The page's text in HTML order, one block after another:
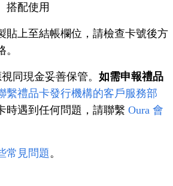
搭配使用
貼上至結帳欄位，請檢查卡號後方
同現金妥善保管。 如需申報禮品
繫禮品卡發行機構的客戶服務部
時遇到任何問題，請聯繫 Oura 會
常見問題 。